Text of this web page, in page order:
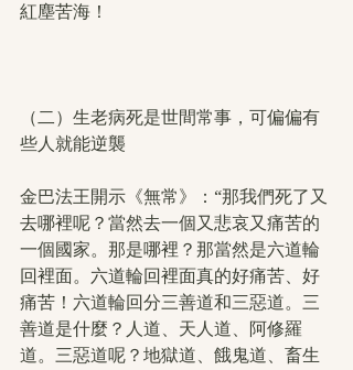
紅塵苦海！
（二）生老病死是世間常事，可偏偏有
些人就能逆襲
金巴法王開示《無常》：“那我們死了又
去哪裡呢？當然去一個又悲哀又痛苦的
一個國家。那是哪裡？那當然是六道輪
回裡面。六道輪回裡面真的好痛苦、好
痛苦！六道輪回分三善道和三惡道。三
善道是什麼？人道、天人道、阿修羅
道。三惡道呢？地獄道、餓鬼道、畜生